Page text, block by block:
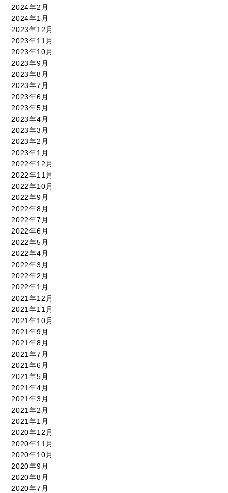
2024年2月
2024年1月
2023年12月
2023年11月
2023年10月
2023年9月
2023年8月
2023年7月
2023年6月
2023年5月
2023年4月
2023年3月
2023年2月
2023年1月
2022年12月
2022年11月
2022年10月
2022年9月
2022年8月
2022年7月
2022年6月
2022年5月
2022年4月
2022年3月
2022年2月
2022年1月
2021年12月
2021年11月
2021年10月
2021年9月
2021年8月
2021年7月
2021年6月
2021年5月
2021年4月
2021年3月
2021年2月
2021年1月
2020年12月
2020年11月
2020年10月
2020年9月
2020年8月
2020年7月